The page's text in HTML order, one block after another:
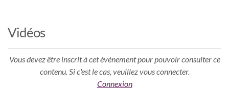
Vidéos
Vous devez être inscrit à cet événement pour pouvoir consulter ce
contenu. Si c'est le cas, veuillez vous connecter.
Connexion